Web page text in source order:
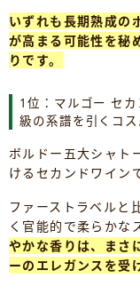
いずれも長期熟成の
が高まる可能性を秘
りです。
1位：マルゴー セ
級の系譜を引くコ
ボルドー五大シャト
けるセカンドワイン
ファーストラベルと
く官能的で柔らかな
やかな香りは、まさ
ーのエレガンスを受